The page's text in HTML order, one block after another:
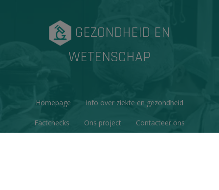
GEZONDHEID EN
WETENSCHAP
Homepage Info over ziekte en gezondheid
Factchecks Ons project Contacteer ons